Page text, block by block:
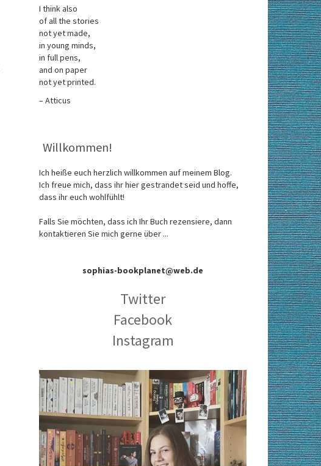
I think also
of all the stories
not yet made,
in young minds,
in full pens,
and on paper
not yet printed.
– Atticus
Willkommen!
Ich heiße euch herzlich willkommen auf meinem Blog.
Ich freue mich, dass ihr hier gestrandet seid und hoffe,
dass ihr euch wohlfühlt!
Falls Sie möchten, dass ich Ihr Buch rezensiere, dann
kontaktieren Sie mich gerne über ...
sophias-bookplanet@web.de
Twitter
Facebook
Instagram